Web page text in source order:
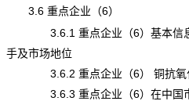
3.6 重点企业（6）
3.6.1 重点企业（6）基本信息
手及市场地位
3.6.2 重点企业（6） 铜抗氧化
3.6.3 重点企业（6）在中国市